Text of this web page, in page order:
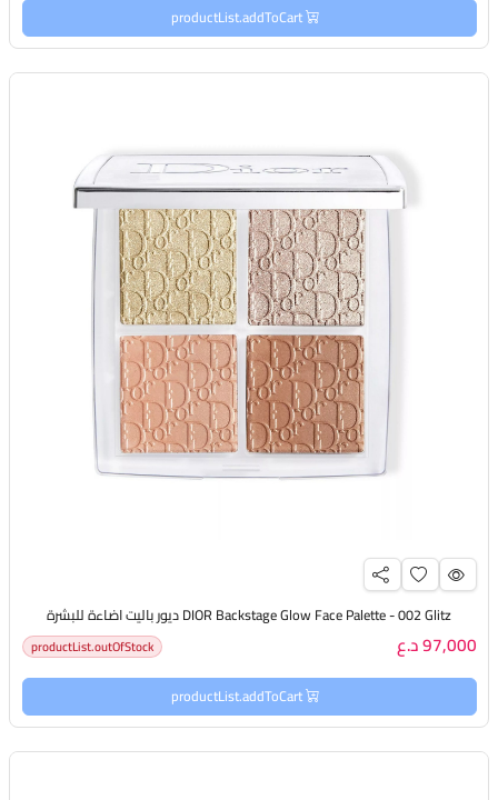
productList.addToCart
DIOR Backstage Glow Face Palette - 002 Glitz ديور باليت اضاءة للبشرة
97,000 د.ع productList.outOfStock
productList.addToCart